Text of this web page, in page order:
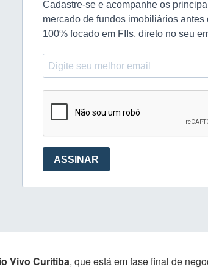
Vivo Curitiba, que está em fase final de